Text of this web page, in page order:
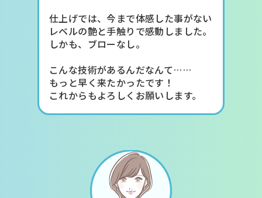
仕上げでは、今まで体感した事がない
レベルの艶と手触りで感動しました。
しかも、ブローなし。
こんな技術があるんだなんて……
もっと早く来たかったです！
これからもよろしくお願いします。